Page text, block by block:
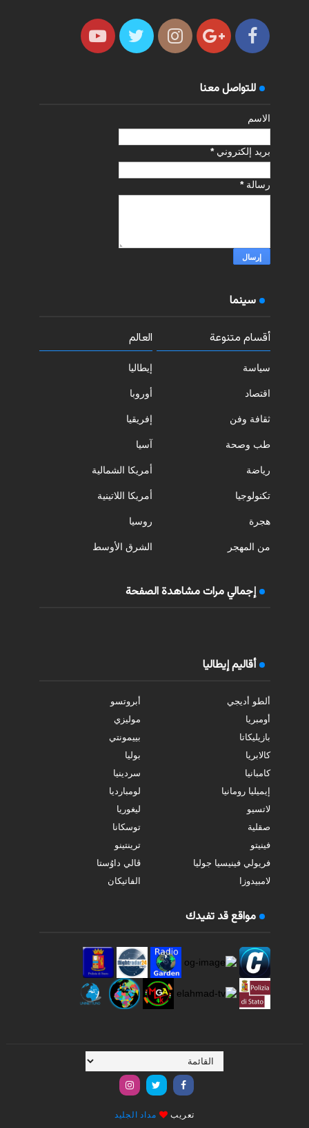
للتواصل معنا
الاسم
بريد إلكتروني*
رسالة*
سينما
أقسام متنوعة
سياسة
اقتصاد
ثقافة وفن
طب وصحة
رياضة
تكنولوجيا
هجرة
من المهجر
العالم
إيطاليا
أوروبا
إفريقيا
آسيا
أمريكا الشمالية
أمريكا اللاتينية
روسيا
الشرق الأوسط
إجمالي مرات مشاهدة الصفحة
أقاليم إيطاليا
ألطو أديجي
أبروتسو
أومبريا
موليزي
بازيليكاتا
بييمونتي
كالابريا
بوليا
كامبانيا
سردينيا
إيميليا رومانيا
لومبارديا
لاتسيو
ليغوريا
صقلية
توسكانا
فينيتو
ترينتينو
فريولي فينيسيا جوليا
ڤالي داوُستا
لامبيدوزا
الفاتيكان
مواقع قد تفيدك
تعريب مداد الجليد